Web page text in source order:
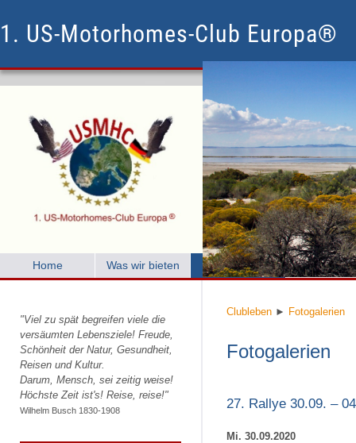
1. US-Motorhomes-Club Europa®
Home Was wir bieten Clubleben Mitglied
"Viel zu spät begreifen viele die
versäumten Lebensziele! Freude,
Schönheit der Natur, Gesundheit,
Reisen und Kultur.
Darum, Mensch, sei zeitig weise!
Höchste Zeit ist's! Reise, reise!"
Wilhelm Busch 1830-1908
Clubleben ► Fotogalerien
Fotogalerien
27. Rallye 30.09. –
Mi. 30.09.2020